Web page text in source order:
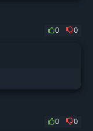
0 0
0 0